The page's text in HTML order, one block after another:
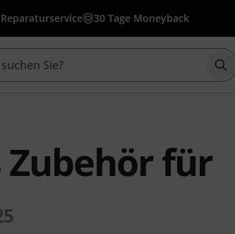
Reparaturservice 30 Tage Moneyback
Zubehör für